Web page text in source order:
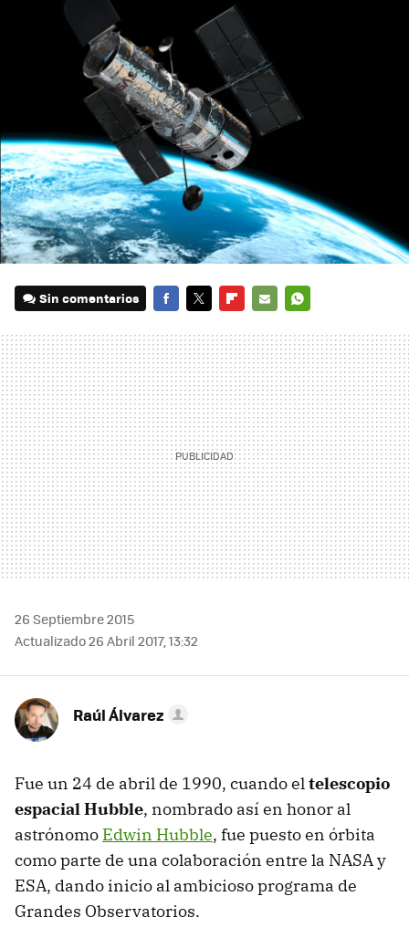
Sin comentarios
MAIL
26 Septiembre 2015
Actualizado 26 Abril 2017, 13:32
Raúl Álvarez
Fue un 24 de abril de 1990, cuando eltelescopio
espacial Hubble, nombrado así en honor al
astrónomo Edwin Hubble, fue puesto en órbita
como parte de una colaboración entre la NASA y
ESA, dando inicio al ambicioso programa de
Grandes Observatorios.